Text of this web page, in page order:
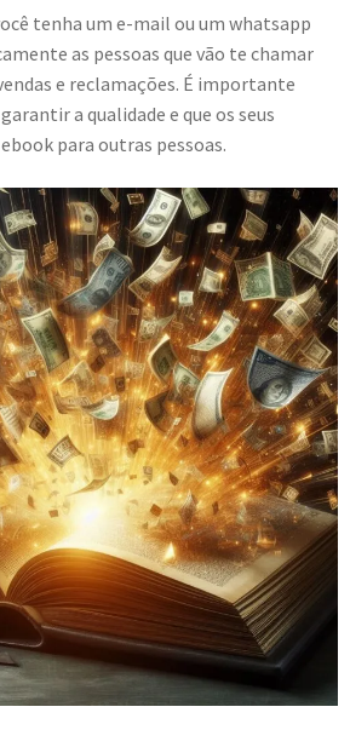
tenha um e-mail ou um whatsapp
as pessoas que vão te chamar
e reclamações. É importante
a qualidade e que os seus
para outras pessoas.